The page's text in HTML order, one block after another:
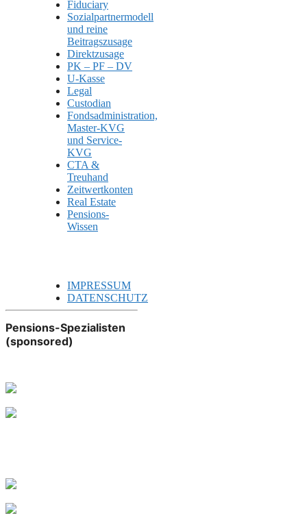
Fiduciary
Sozialpartnermodell
und reine
Beitragszusage
Direktzusage
PK – PF – DV
U-Kasse
Legal
Custodian
Fondsadministration,
Master-KVG
und Service-
KVG
CTA &
Treuhand
Zeitwertkonten
Real Estate
Pensions-
Wissen
IMPRESSUM
DATENSCHUTZ
Pensions-Spezialisten
(sponsored)